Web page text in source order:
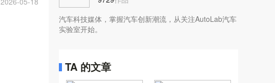
汽车科技媒体，掌握汽车创新潮流，从关注AutoLab汽车
实验室开始。
TA 的文章